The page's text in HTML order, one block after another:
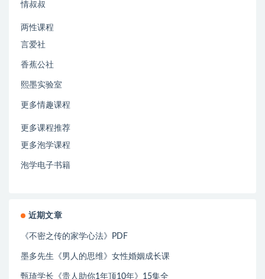
情叔叔
两性课程
言爱社
香蕉公社
熙墨实验室
更多情趣课程
更多课程推荐
更多泡学课程
泡学电子书籍
近期文章
《不密之传的家学心法》PDF
墨多先生《男人的思维》女性婚姻成长课
甄琦学长《贵人助你1年顶10年》15集全